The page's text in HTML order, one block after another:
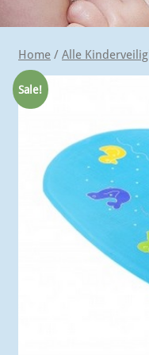
Home / Alle
Sale!